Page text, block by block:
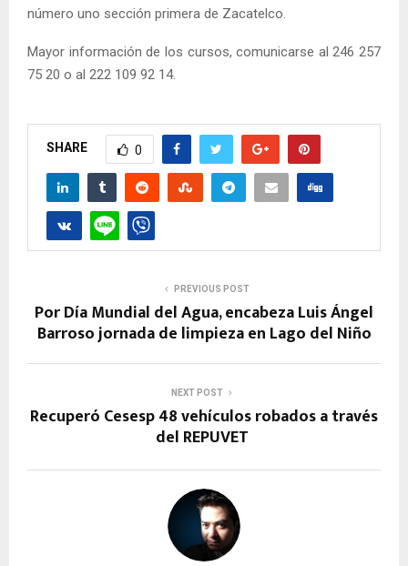
número uno sección primera de Zacatelco.
Mayor información de los cursos, comunicarse al 246 257
75 20 o al 222 109 92 14.
SHARE 0
PREVIOUS POST
Por Día Mundial del Agua, encabeza Luis Ángel
Barroso jornada de limpieza en Lago del Niño
NEXT POST
Recuperó Cesesp 48 vehículos robados a través
del REPUVET